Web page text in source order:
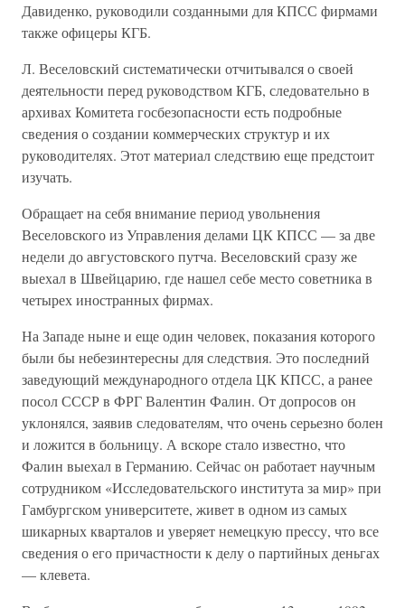
Давиденко, руководили созданными для КПСС фирмами
также офицеры КГБ.
Л. Веселовский систематически отчитывался о своей
деятельности перед руководством КГБ, следовательно в
архивах Комитета госбезопасности есть подробные
сведения о создании коммерческих структур и их
руководителях. Этот материал следствию еще предстоит
изучать.
Обращает на себя внимание период увольнения
Веселовского из Управления делами ЦК КПСС — за две
недели до августовского путча. Веселовский сразу же
выехал в Швейцарию, где нашел себе место советника в
четырех иностранных фирмах.
На Западе ныне и еще один человек, показания которого
были бы небезинтересны для следствия. Это последний
заведующий международного отдела ЦК КПСС, а ранее
посол СССР в ФРГ Валентин Фалин. От допросов он
уклонялся, заявив следователям, что очень серьезно болен
и ложится в больницу. А вскоре стало известно, что
Фалин выехал в Германию. Сейчас он работает научным
сотрудником «Исследовательского института за мир» при
Гамбургском университете, живет в одном из самых
шикарных кварталов и уверяет немецкую прессу, что все
сведения о его причастности к делу о партийных деньгах
— клевета.